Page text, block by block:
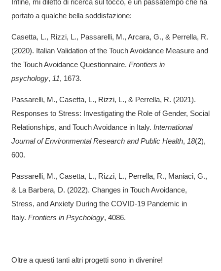
Infine, mi diletto di ricerca sul tocco, è un passatempo che ha
portato a qualche bella soddisfazione:
Casetta, L., Rizzi, L., Passarelli, M., Arcara, G., & Perrella, R.
(2020). Italian Validation of the Touch Avoidance Measure and
the Touch Avoidance Questionnaire. Frontiers in
psychology, 11, 1673.
Passarelli, M., Casetta, L., Rizzi, L., & Perrella, R. (2021).
Responses to Stress: Investigating the Role of Gender, Social
Relationships, and Touch Avoidance in Italy. International
Journal of Environmental Research and Public Health, 18(2),
600.
Passarelli, M., Casetta, L., Rizzi, L., Perrella, R., Maniaci, G.,
& La Barbera, D. (2022). Changes in Touch Avoidance,
Stress, and Anxiety During the COVID-19 Pandemic in
Italy. Frontiers in Psychology, 4086.
Oltre a questi tanti altri progetti sono in divenire!